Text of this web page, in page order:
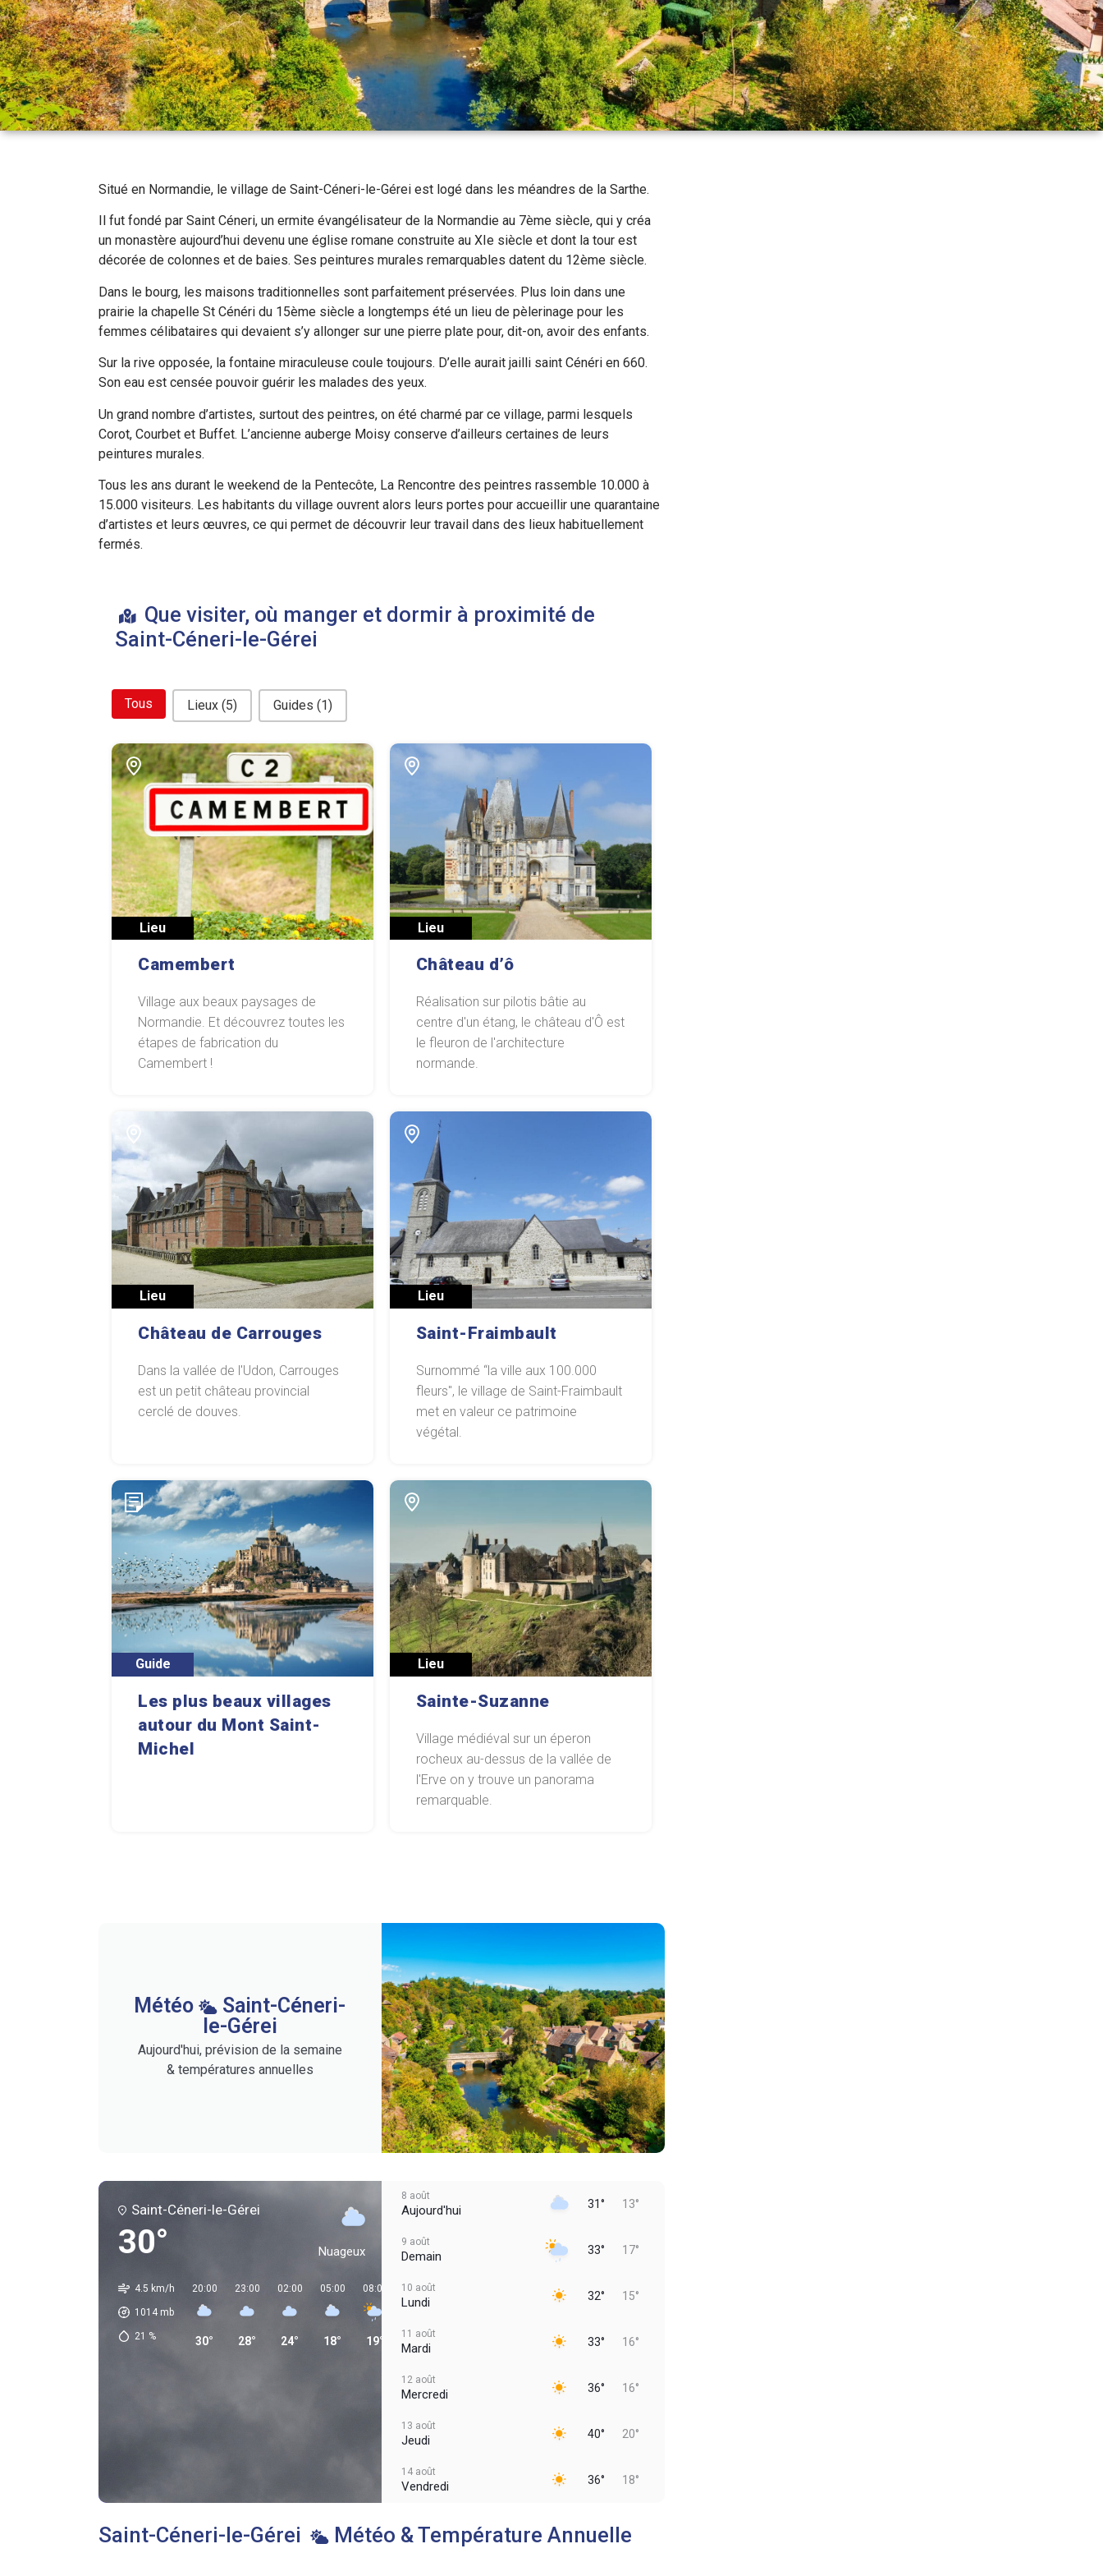
Situé en Normandie, le village de Saint-Céneri-le-Gérei est logé dans les méandres de la Sarthe.
Il fut fondé par Saint Céneri, un ermite évangélisateur de la Normandie au 7ème siècle, qui y créa
un monastère aujourd’hui devenu une église romane construite au XIe siècle et dont la tour est
décorée de colonnes et de baies. Ses peintures murales remarquables datent du 12ème siècle.
Dans le bourg, les maisons traditionnelles sont parfaitement préservées. Plus loin dans une
prairie la chapelle St Cénéri du 15ème siècle a longtemps été un lieu de pèlerinage pour les
femmes célibataires qui devaient s’y allonger sur une pierre plate pour, dit-on, avoir des enfants.
Sur la rive opposée, la fontaine miraculeuse coule toujours. D’elle aurait jailli saint Cénéri en 660.
Son eau est censée pouvoir guérir les malades des yeux.
Un grand nombre d’artistes, surtout des peintres, on été charmé par ce village, parmi lesquels
Corot, Courbet et Buffet. L’ancienne auberge Moisy conserve d’ailleurs certaines de leurs
peintures murales.
Tous les ans durant le weekend de la Pentecôte, La Rencontre des peintres rassemble 10.000 à
15.000 visiteurs. Les habitants du village ouvrent alors leurs portes pour accueillir une quarantaine
d’artistes et leurs œuvres, ce qui permet de découvrir leur travail dans des lieux habituellement
fermés.
Que visiter, où manger et dormir à proximité de
Saint-Céneri-le-Gérei
bouton filtre related
Tous Lieux (5) Guides (1)
Lieu
Camembert
Village aux beaux paysages de
Normandie. Et découvrez toutes les
étapes de fabrication du
Camembert !
Lieu
Château d’ô
Réalisation sur pilotis bâtie au
centre d'un étang, le château d'Ô est
le fleuron de l'architecture
normande.
Lieu
Château de Carrouges
Dans la vallée de l'Udon, Carrouges
est un petit château provincial
cerclé de douves.
Lieu
Saint-Fraimbault
Surnommé “la ville aux 100.000
fleurs", le village de Saint-Fraimbault
met en valeur ce patrimoine
végétal.
Guide
Les plus beaux villages
autour du Mont Saint-
Michel
Lieu
Sainte-Suzanne
Village médiéval sur un éperon
rocheux au-dessus de la vallée de
l'Erve on y trouve un panorama
remarquable.
Météo
Saint-Céneri-
le-Gérei
Aujourd'hui, prévision de la semaine
& températures annuelles
Saint-Céneri-le-Gérei
30° Nuageux
4.5 km/h
1014 mb
21 %
20:00
30°
23:00
28°
02:00
24°
05:00
18°
08:00
19°
11:00
26°
8 août
Aujourd'hui 31° 13°
9 août
Demain 33° 17°
10 août
Lundi 32° 15°
11 août
Mardi 33° 16°
12 août
Mercredi 36° 16°
13 août
Jeudi 40° 20°
14 août
Vendredi 36° 18°
Saint-Céneri-le-Gérei Météo & Température Annuelle